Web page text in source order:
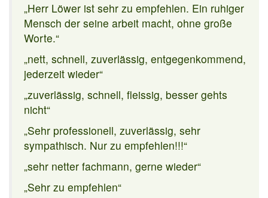
„Herr Löwer ist sehr zu empfehlen. Ein ruhiger
Mensch der seine arbeit macht, ohne große
Worte.“
„nett, schnell, zuverlässig, entgegenkommend,
jederzeit wieder“
„zuverlässig, schnell, fleissig, besser gehts
nicht“
„Sehr professionell, zuverlässig, sehr
sympathisch. Nur zu empfehlen!!!“
„sehr netter fachmann, gerne wieder“
„Sehr zu empfehlen“